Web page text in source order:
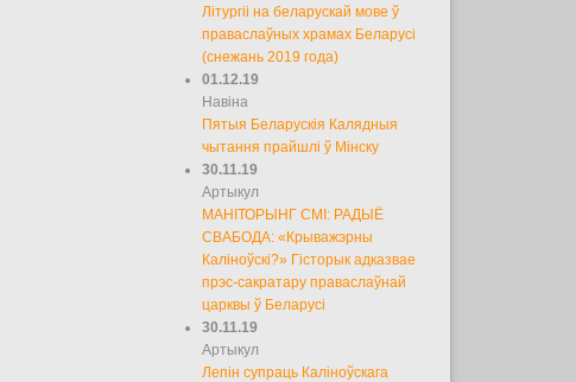
Літургіі на беларускай мове ў
праваслаўных храмах Беларусі
(снежань 2019 года)
01.12.19
Навіна
Пятыя Беларускія Калядныя
чытання прайшлі ў Мінску
30.11.19
Артыкул
МАНІТОРЫНГ СМІ: РАДЫЁ
СВАБОДА: «Крыважэрны
Каліноўскі?» Гісторык адказвае
прэс-сакратару праваслаўнай
царквы ў Беларусі
30.11.19
Артыкул
Лепін супраць Каліноўскага